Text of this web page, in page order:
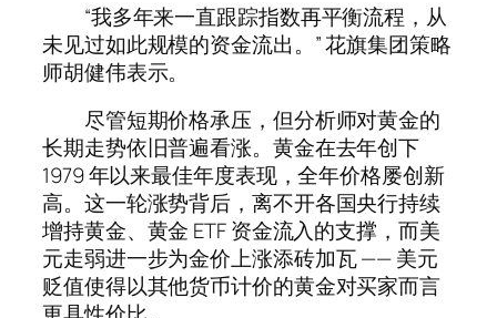
“我多年来一直跟踪指数再平衡流程，从
未见过如此规模的资金流出。” 花旗集团策略
师胡健伟表示。
尽管短期价格承压，但分析师对黄金的
长期走势依旧普遍看涨。黄金在去年创下
1979 年以来最佳年度表现，全年价格屡创新
高。这一轮涨势背后，离不开各国央行持续
增持黄金、黄金 ETF 资金流入的支撑，而美
元走弱进一步为金价上涨添砖加瓦 —— 美元
贬值使得以其他货币计价的黄金对买家而言